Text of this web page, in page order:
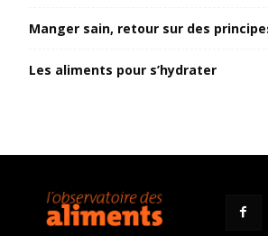
Manger sain, retour sur des
Les aliments pour s’hydrater